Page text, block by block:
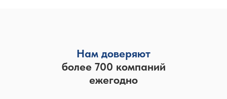
Нам доверяют
более 700 компаний
ежегодно